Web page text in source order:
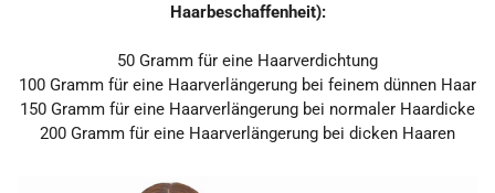
Haarbeschaffenheit):
50 Gramm für eine Haarverdichtung
100 Gramm für eine Haarverlängerung bei feinem dünnen Haar
150 Gramm für eine Haarverlängerung bei normaler Haardicke
200 Gramm für eine Haarverlängerung bei dicken Haaren